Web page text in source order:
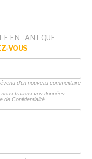
EN TANT QUE
VOUS
d'un nouveau commentaire
traitons vos données
de Confidentialité.